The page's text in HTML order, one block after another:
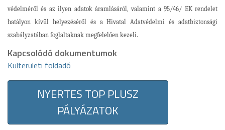
védelméről és az ilyen adatok áramlásáról, valamint a 95/46/ EK rendelet
hatályon kívül helyezéséről és a Hivatal Adatvédelmi és adatbiztonsági
szabályzatában foglaltaknak megfelelően kezeli.
Kapcsolódó dokumentumok
Külterületi földadó
NYERTES TOP PLUSZ
PÁLYÁZATOK